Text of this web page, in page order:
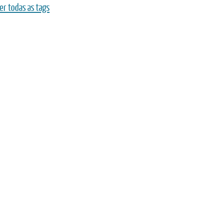
todas as tags